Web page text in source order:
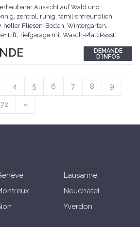
Aussicht auf Wald und
zentral, ruhig, familienfreundlich,
heller Fliesen-Boden, Wintergarten,
Lift, Tiefgarage mit Wasch-PlatzPasst
Wohnen an ruhiger Lage mit
Anbindung.Interessiert? JETZT
DEMANDE
D'INFOS
4 5 6 7 8 9
72 »
Lausanne
Neuchatel
Yverdon